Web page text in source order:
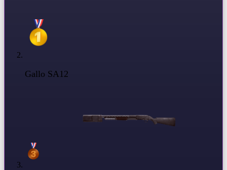
Gallo SA12